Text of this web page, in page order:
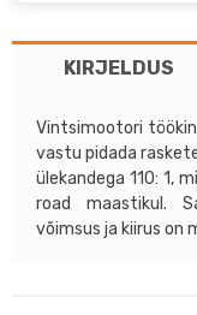
KIRJELDUS
Vintsimootori
vastu pidada
ülekandega 110: 1,
road maastikul.
võimsus ja kiirus on